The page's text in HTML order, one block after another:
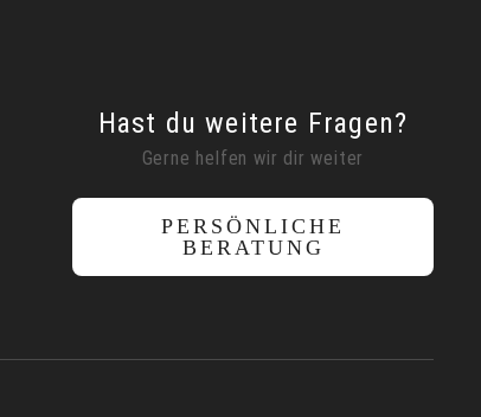
Hast du weitere Fragen?
Gerne helfen wir dir weiter
PERSÖNLICHE
BERATUNG